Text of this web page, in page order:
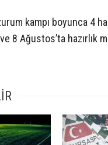
kampı boyunca 4
8 Ağustos’ta hazırlık